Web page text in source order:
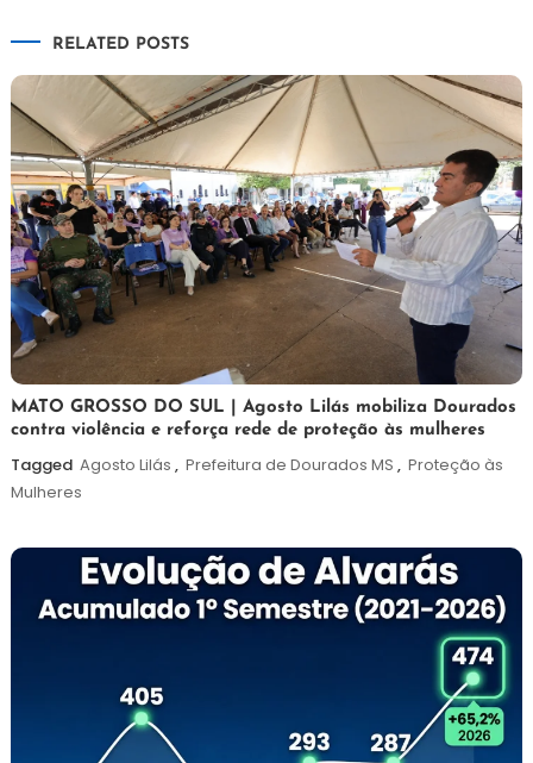
RELATED POSTS
5
de
agosto
de
Maurilio
MATO GROSSO DO SUL | Agosto Lilás mobiliza Dourados
contra violência e reforça rede de proteção às mulheres
Tagged Agosto Lilás , Prefeitura de Dourados MS , Proteção às
Mulheres